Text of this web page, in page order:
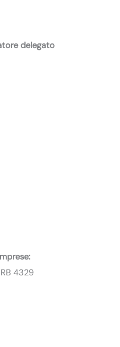
delegato
:
4329